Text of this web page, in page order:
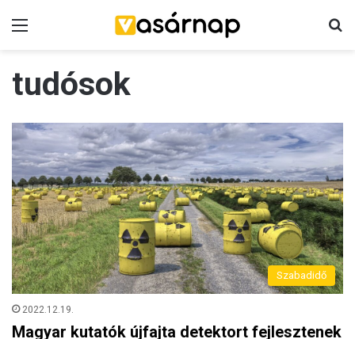
tudósok
Szabadidő
2022.12.19.
Magyar kutatók újfajta detektort fejlesztenek